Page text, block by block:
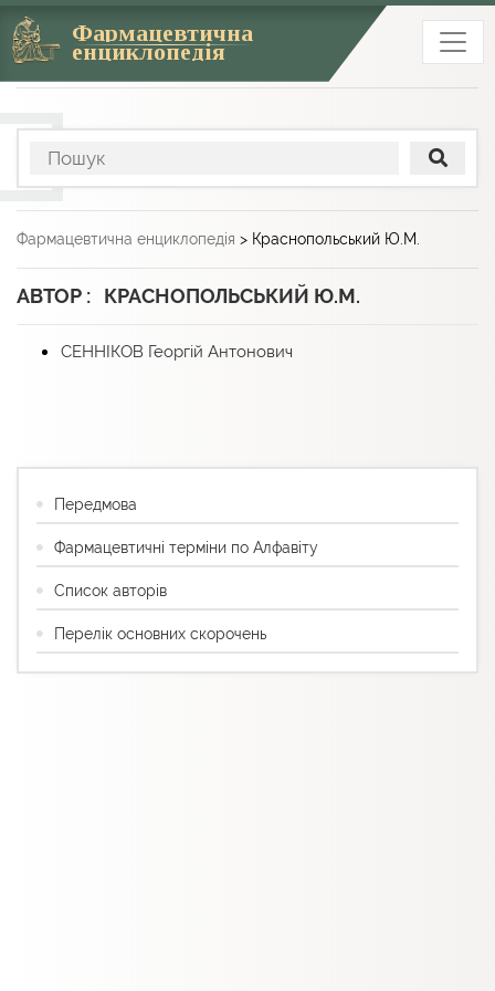
Фармацевтична
енциклопедія
Фармацевтична енциклопедія > Краснопольський Ю.М.
АВТОР : КРАСНОПОЛЬСЬКИЙ Ю.М.
СЕННIКОВ Георгій Антонович
Передмова
Фармацевтичні терміни по Алфавіту
Список авторів
Перелік основних скорочень